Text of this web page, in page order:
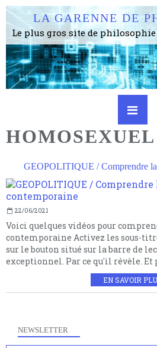
LA GARENNE DE
HOMOSEXUEL
GEOPOLITIQUE / Comprendre la
22/06/2021
Voici quelques vidéos pour
contemporaine Activez les sous-
sur le bouton situé sur la barre de
exceptionnel. Par ce qu'il révèle. Et
EN SAVOIR
NEWSLETTER